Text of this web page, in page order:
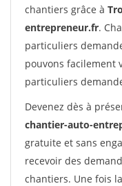
chantiers grâce à
entrepreneur.fr.
particuliers
pouvons facilement
particuliers
Devenez dès à
chantier-auto-
gratuite et sans
recevoir des
chantiers. Une fois